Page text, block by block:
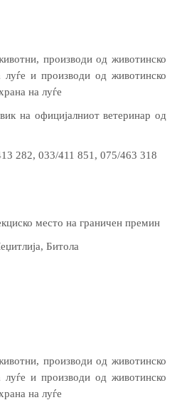
производи од животинско
луѓе и производи од животинско
на луѓе
на официјалниот ветеринар од
282, 033/411 851 , 075/463 318
место на граничен премин
Битола
производи од животинско
луѓе и производи од животинско
на луѓе